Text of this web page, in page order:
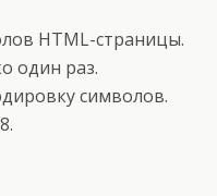
HTML-страницы.
один раз.
символов.